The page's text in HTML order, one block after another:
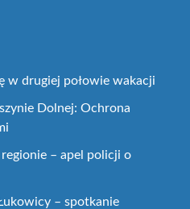
w drugiej połowie wakacji
Dolnej: Ochrona
– apel policji o
– spotkanie